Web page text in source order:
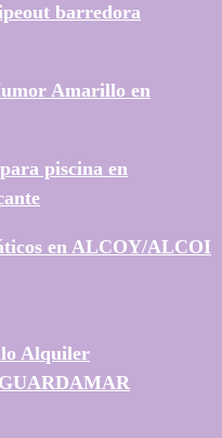
Amarillo en
en ALCOY/ALCOI